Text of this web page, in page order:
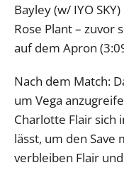
Bayley (w/ IYO
Rose Plant – zuvor
auf dem Apron
Nach dem Match:
um Vega
Charlotte Flair sich
lässt, um den Save
verbleiben Flair